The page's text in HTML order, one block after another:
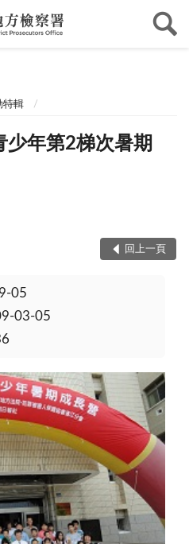
特輯
少年第2梯次暑期
回上一頁
05
03-05